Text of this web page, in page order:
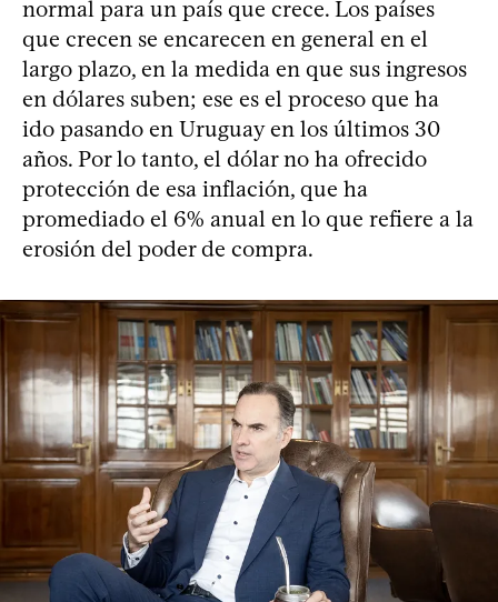
normal para un país que crece. Los países
que crecen se encarecen en general en el
largo plazo, en la medida en que sus ingresos
en dólares suben; ese es el proceso que ha
ido pasando en Uruguay en los últimos 30
años. Por lo tanto, el dólar no ha ofrecido
protección de esa inflación, que ha
promediado el 6% anual en lo que refiere a la
erosión del poder de compra.